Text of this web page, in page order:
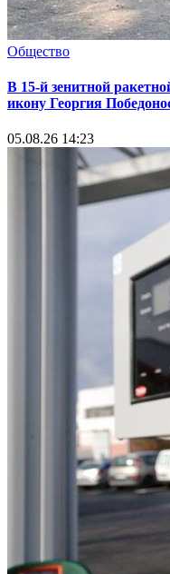
Общество
В 15-й зенитной
икону Георгия
05.08.26 14:23